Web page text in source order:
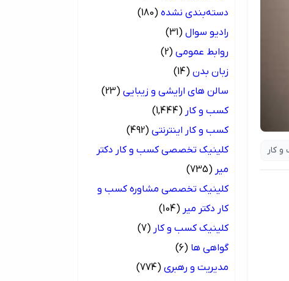
کار
دسته‌بندی نشده (180)
رادیو سوال (31)
روابط عمومی (2)
زبان بدن (14)
سالن های ارایشی و زیبایی (23)
کسب و کار (1,444)
کسب و کار اینترنتی (492)
کلینیک تخصصی کسب و کار دکتر
میر (735)
کلینیک تخصصی مشاوره کسب و
کار دکتر میر (104)
کلینیک کسب و کار (7)
گواهی ها (6)
مدیریت و رهبری (774)